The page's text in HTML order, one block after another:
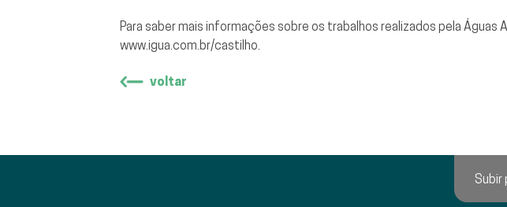
Para saber mais informações sobre os trabalhos realizados pela Águas
www.igua.com.br/castilho
voltar
Subir